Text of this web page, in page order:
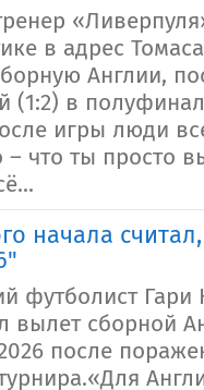
в адрес
Англии,
(1:2) в
игры люди
– что ты просто
начала
футболист Гари
вылет сборной
после